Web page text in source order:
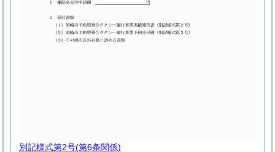
別記様式第2号(第6条関係)